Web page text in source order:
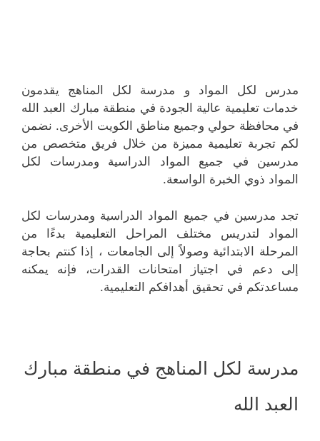
مدرس لكل المواد و مدرسة لكل المناهج يقدمون
خدمات تعليمية عالية الجودة في منطقة مبارك العبد الله
في محافظة حولي وجميع مناطق الكويت الأخرى. نضمن
لكم تجربة تعليمية مميزة من خلال فريق متخصص من
مدرسين في جميع المواد الدراسية ومدرسات لكل
المواد ذوي الخبرة الواسعة.
تجد مدرسين في جميع المواد الدراسية ومدرسات لكل
المواد لتدريس مختلف المراحل التعليمية بدءًا من
المرحلة الابتدائية وصولاً إلى الجامعات ، إذا كنتم بحاجة
إلى دعم في اجتياز امتحانات القدرات، فإنه يمكنه
مساعدتكم في تحقيق أهدافكم التعليمية.
مدرسة لكل المناهج في منطقة مبارك
العبد الله